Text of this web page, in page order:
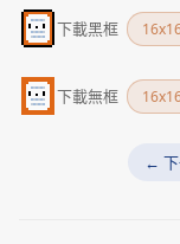
下載黑框
下載無框
←